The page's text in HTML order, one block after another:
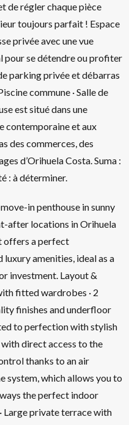
de régler chaque pièce
toujours parfait ! Espace
privée avec une vue
pour se détendre ou profiter
parking privée et débarras
commune · Salle de
est situé dans une
contemporaine et aux
des commerces, des
d’Orihuela Costa. Suma :
: à déterminer.
in penthouse in sunny
after locations in Orihuela
offers a perfect
amenities, ideal as a
investment. Layout &
fitted wardrobes · 2
finishes and underfloor
to perfection with stylish
direct access to the
thanks to an air
system, which allows you to
the perfect indoor
Large private terrace with